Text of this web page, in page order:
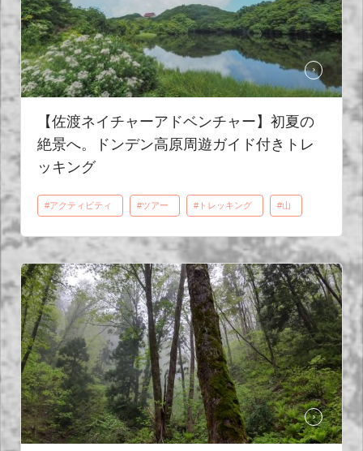
【佐渡ネイチャーアドベンチャー】初夏の
絶景へ。ドンデン高原周遊ガイド付きトレ
ッキング
#アクティビティ #ツアー #トレッキング #山